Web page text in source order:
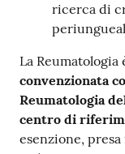
ricerca di
La
convenzionata
Reumatologia
centro di
esenzione,